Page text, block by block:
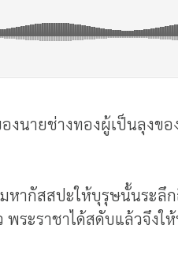
ายช่างทองผู้เป็นลุงขอ
ากัสสปะให้บุรุษนั้นระลึก
ระราชาได้สดับแล้วจึงใ